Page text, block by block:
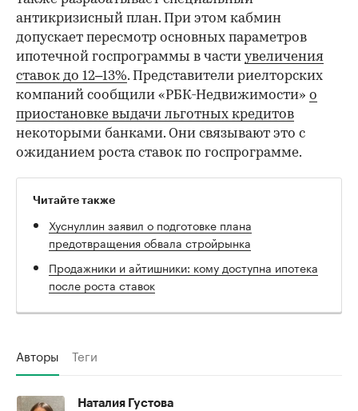
антикризисный план. При этом кабмин
допускает пересмотр основных параметров
ипотечной госпрограммы в части увеличения
ставок до 12–13%. Представители риелторских
компаний сообщили «РБК-Недвижимости» о
приостановке выдачи льготных кредитов
некоторыми банками. Они связывают это с
ожиданием роста ставок по госпрограмме.
Читайте также
Хуснуллин заявил о подготовке плана
предотвращения обвала стройрынка
Продажники и айтишники: кому доступна ипотека
после роста ставок
Авторы Теги
Наталия Густова